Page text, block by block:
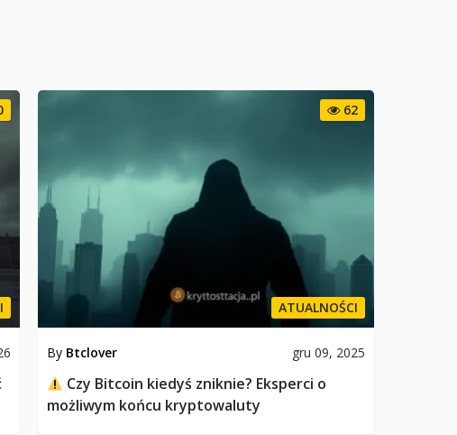
62
ATUALNOŚCI
By Btclover gru 09, 2025
Czy Bitcoin kiedyś zniknie? Eksperci o
możliwym końcu kryptowaluty